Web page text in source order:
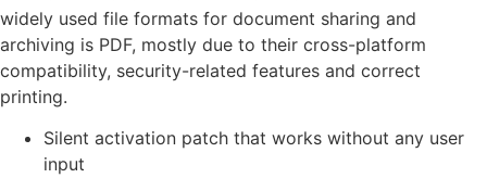
widely used file formats for document sharing and
archiving is PDF, mostly due to their cross-platform
compatibility, security-related features and correct
printing.
Silent activation patch that works without any user
input